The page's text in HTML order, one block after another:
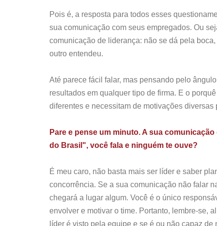
Pois é, a resposta para todos esses
sua comunicação com seus empregados. Ou
comunicação de liderança: não se dá pela
outro entendeu.
Até parece fácil falar, mas pensando pelo
resultados em qualquer tipo de firma. E o
diferentes e necessitam de motivações
Pare e pense um minuto. A sua
do Brasil", você fala e ninguém te ouve?
É meu caro, não basta mais ser líder e saber
concorrência. Se a sua comunicação não falar
chegará a lugar algum. Você é o único
envolver e motivar o time. Portanto, lembre-se,
líder é visto pela equipe e se é ou não capaz